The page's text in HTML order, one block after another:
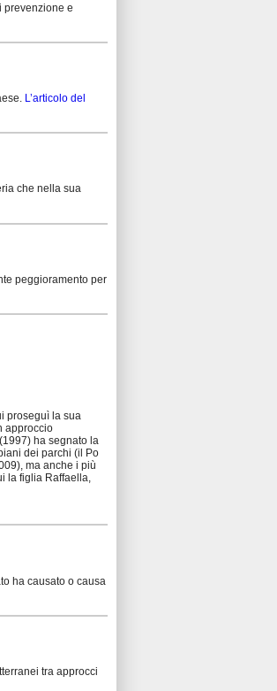
prevenzione e
L’articolo del
che nella sua
peggioramento per
proseguì la sua
approccio
ha segnato la
dei parchi (il Po
ma anche i più
la figlia Raffaella,
ha causato o causa
tra approcci